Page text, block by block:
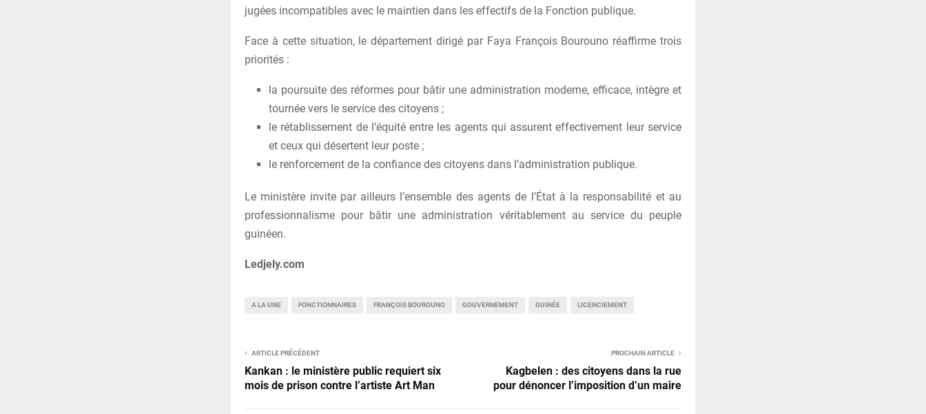
jugées incompatibles avec le maintien dans les effectifs de la Fonction publique.
Face à cette situation, le département dirigé par Faya François Bourouno réaffirme trois
priorités :
la poursuite des réformes pour bâtir une administration moderne, efficace, intègre et
tournée vers le service des citoyens ;
le rétablissement de l’équité entre les agents qui assurent effectivement leur service
et ceux qui désertent leur poste ;
le renforcement de la confiance des citoyens dans l’administration publique.
Le ministère invite par ailleurs l’ensemble des agents de l’État à la responsabilité et au
professionnalisme pour bâtir une administration véritablement au service du peuple
guinéen.
Ledjely.com
A LA UNE FONCTIONNAIRES FRANÇOIS BOUROUNO GOUVERNEMENT GUINÉE LICENCIEMENT
ARTICLE PRÉCÉDENT
Kankan : le ministère public requiert six
mois de prison contre l’artiste Art Man
PROCHAIN ARTICLE
Kagbelen : des citoyens dans la rue
pour dénoncer l’imposition d’un maire